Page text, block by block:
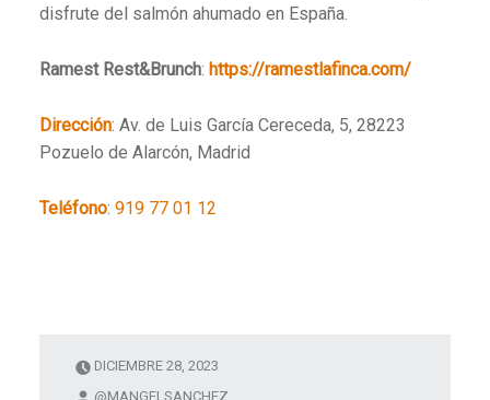
disfrute del salmón ahumado en España.
Ramest Rest&Brunch: https://ramestlafinca.com/
Dirección: Av. de Luis García Cereceda, 5, 28223
Pozuelo de Alarcón, Madrid
Teléfono: 919 77 01 12
DICIEMBRE 28, 2023
@MANGELSANCHEZ